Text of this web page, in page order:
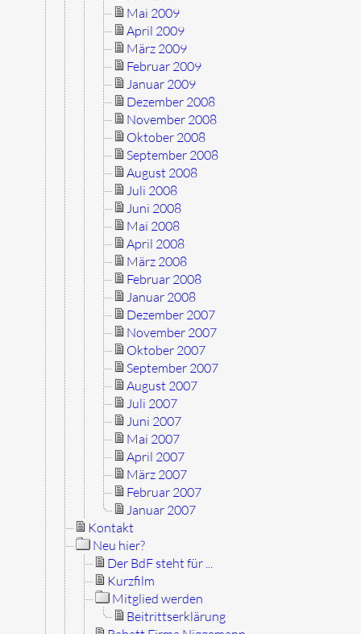
Mai 2009
April 2009
März 2009
Februar 2009
Januar 2009
Dezember 2008
November 2008
Oktober 2008
September 2008
August 2008
Juli 2008
Juni 2008
Mai 2008
April 2008
März 2008
Februar 2008
Januar 2008
Dezember 2007
November 2007
Oktober 2007
September 2007
August 2007
Juli 2007
Juni 2007
Mai 2007
April 2007
März 2007
Februar 2007
Januar 2007
Kontakt
Neu hier?
Der BdF steht für ...
Kurzfilm
Mitglied werden
Beitrittserklärung